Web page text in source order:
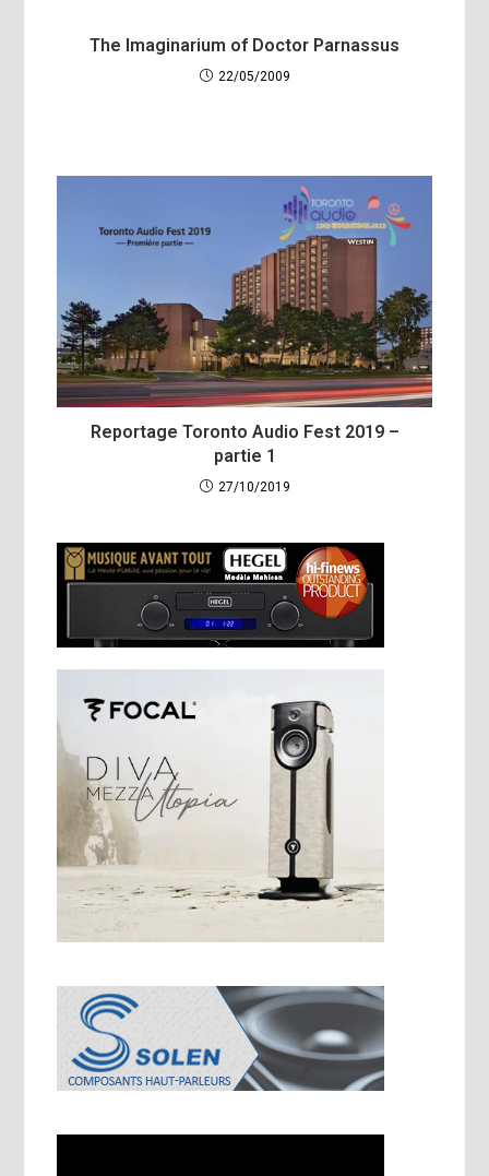
The Imaginarium of Doctor Parnassus
22/05/2009
Reportage Toronto Audio Fest 2019 –
partie 1
27/10/2019